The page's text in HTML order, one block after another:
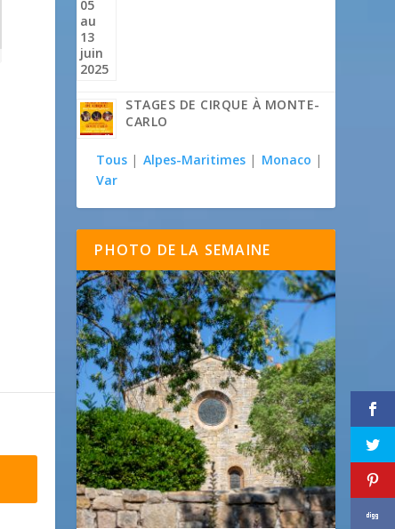
STAGES DE CIRQUE À MONTE-
CARLO
Tous | Alpes-Maritimes | Monaco |
Var
PHOTO DE LA SEMAINE